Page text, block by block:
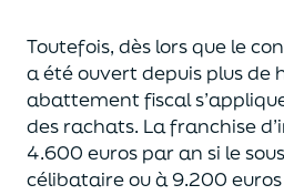
Toutefois, dès lors que le
a été ouvert depuis plus de
abattement fiscal
des rachats. La franchise
4.600 euros par an si le
célibataire ou à 9.200 euros